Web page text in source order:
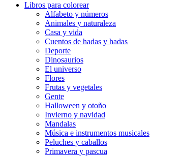
Libros para colorear
Alfabeto y números
Animales y naturaleza
Casa y vida
Cuentos de hadas y hadas
Deporte
Dinosaurios
El universo
Flores
Frutas y vegetales
Gente
Halloween y otoño
Invierno y navidad
Mandalas
Música e instrumentos musicales
Peluches y caballos
Primavera y pascua